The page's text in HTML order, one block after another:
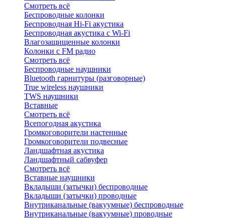
Смотреть всё
Беспроводные колонки
Беспроводная Hi-Fi акустика
Беспроводная акустика с Wi-Fi
Влагозащищенные колонки
Колонки с FM радио
Смотреть всё
Беспроводные наушники
Bluetоoth гарнитуры (разговорные)
True wireless наушники
TWS наушники
Вставные
Смотреть всё
Всепогодная акустика
Громкоговорители настенные
Громкоговорители подвесные
Ландшафтная акустика
Ландшафтный сабвуфер
Смотреть всё
Вставные наушники
Вкладыши (затычки) беспроводные
Вкладыши (затычки) проводные
Внутриканальные (вакуумные) беспроводные
Внутриканальные (вакуумные) проводные